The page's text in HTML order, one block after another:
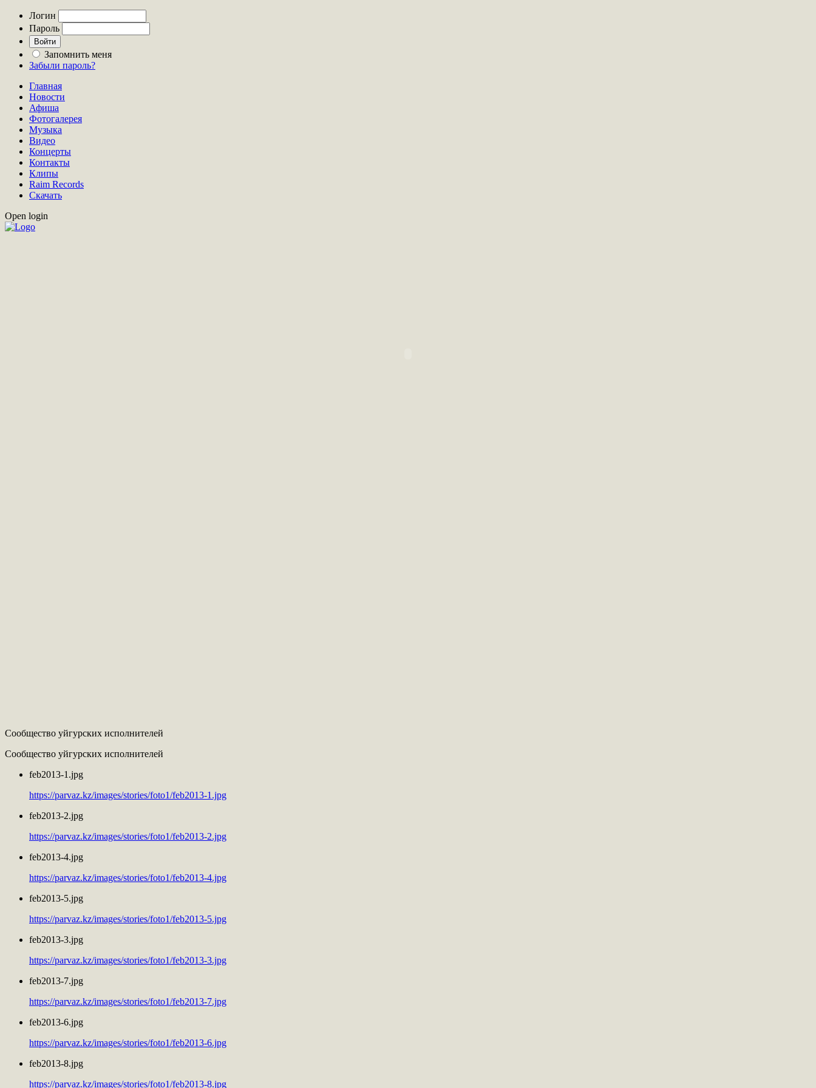
Логин
Пароль
Запомнить меня
Забыли пароль?
Главная
Новости
Афиша
Фотогалерея
Музыка
Видео
Концерты
Контакты
Клипы
Raim Records
Скачать
Open login
Сообщество уйгурских исполнителей
Сообщество уйгурских исполнителей
feb2013-1.jpg
https://parvaz.kz/images/stories/foto1/feb2013-1.jpg
feb2013-2.jpg
https://parvaz.kz/images/stories/foto1/feb2013-2.jpg
feb2013-4.jpg
https://parvaz.kz/images/stories/foto1/feb2013-4.jpg
feb2013-5.jpg
https://parvaz.kz/images/stories/foto1/feb2013-5.jpg
feb2013-3.jpg
https://parvaz.kz/images/stories/foto1/feb2013-3.jpg
feb2013-7.jpg
https://parvaz.kz/images/stories/foto1/feb2013-7.jpg
feb2013-6.jpg
https://parvaz.kz/images/stories/foto1/feb2013-6.jpg
feb2013-8.jpg
https://parvaz.kz/images/stories/foto1/feb2013-8.jpg